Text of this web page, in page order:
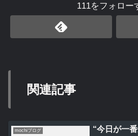
111をフォロー
関連記事
mochiブログ
“今日が一